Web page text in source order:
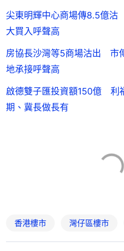
尖東明輝中心商場傳8.5億
大買入呼聲高
房協長沙灣等5商場沽出
地承接呼聲高
啟德雙子匯投資額150億 利
期、冀長做長有
香港樓市 灣仔區樓市